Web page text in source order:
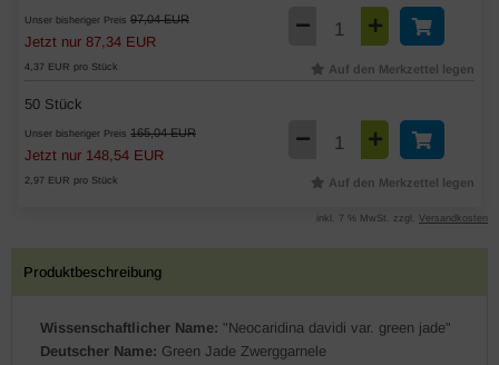
Unser bisheriger Preis 97,04 EUR
Jetzt nur 87,34 EUR
4,37 EUR pro Stück Auf den Merkzettel legen
50 Stück
Unser bisheriger Preis 165,04 EUR
Jetzt nur 148,54 EUR
2,97 EUR pro Stück Auf den Merkzettel legen
inkl. 7 % MwSt. zzgl. Versandkosten
Produktbeschreibung
Wissenschaftlicher Name: "Neocaridina davidi var. green jade"
Deutscher Name: Green Jade Zwerggarnele